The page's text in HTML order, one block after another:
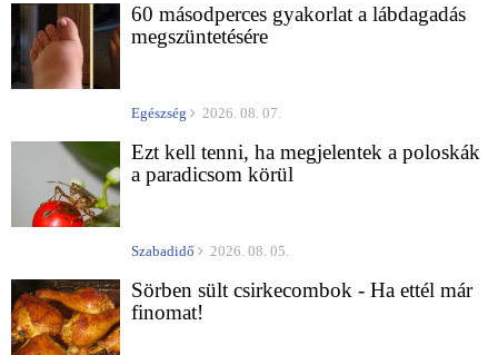
60 másodperces gyakorlat a lábdagadás
megszüntetésére
Egészség 2026. 08. 07.
Ezt kell tenni, ha megjelentek a poloskák
a paradicsom körül
Szabadidő 2026. 08. 05.
Sörben sült csirkecombok - Ha ettél már
finomat!